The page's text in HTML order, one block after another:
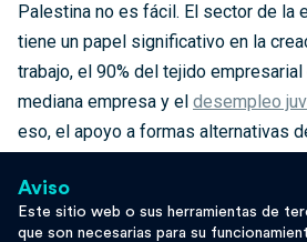
Palestina no es fácil. El sector de la
tiene un papel significativo en la
trabajo, el 90% del tejido
mediana empresa y el desempleo
eso, el apoyo a formas alternativas
partner
financiero con el que
a largo plazo se convierte en misión
Aviso
Este sitio web o sus herramientas de
que son necesarias para su